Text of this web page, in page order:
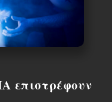
επιστρέφουν